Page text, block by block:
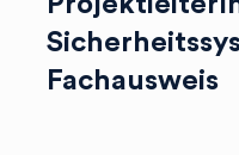
Fachausweis